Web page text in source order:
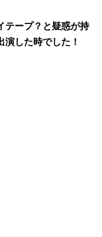
テープ？と疑惑が持
した時でした！